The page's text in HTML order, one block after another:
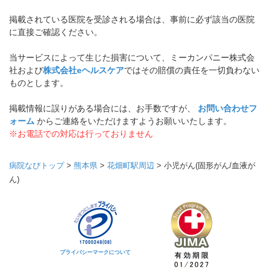
掲載されている医院を受診される場合は、事前に必ず該当の医院
に直接ご確認ください。
当サービスによって生じた損害について、ミーカンパニー株式会
社および株式会社eヘルスケアではその賠償の責任を一切負わない
ものとします。
掲載情報に誤りがある場合には、お手数ですが、 お問い合わせフ
ォーム からご連絡をいただけますようお願いいたします。
※お電話での対応は行っておりません
病院なびトップ> 熊本県 > 花畑町駅周辺 > 小児がん(固形がん/血液が
ん)
プライバシーマークについて